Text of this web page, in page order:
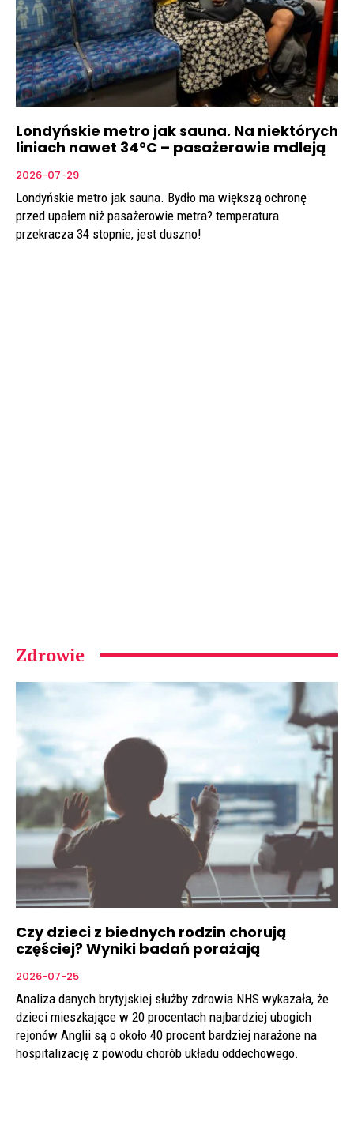
Londyńskie metro jak sauna. Na niektórych
liniach nawet 34°C – pasażerowie mdleją
2026-07-29
Londyńskie metro jak sauna. Bydło ma większą ochronę
przed upałem niż pasażerowie metra? temperatura
przekracza 34 stopnie, jest duszno!
Zdrowie
Czy dzieci z biednych rodzin chorują
częściej? Wyniki badań porażają
2026-07-25
Analiza danych brytyjskiej służby zdrowia NHS wykazała, że
dzieci mieszkające w 20 procentach najbardziej ubogich
rejonów Anglii są o około 40 procent bardziej narażone na
hospitalizację z powodu chorób układu oddechowego.